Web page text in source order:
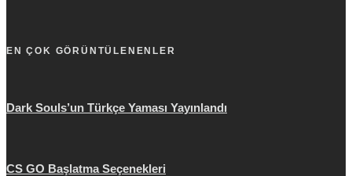
EN ÇOK GÖRÜNTÜLENENLER
Dark Souls’un Türkçe Yaması Yayınlandı
CS GO Başlatma Seçenekleri